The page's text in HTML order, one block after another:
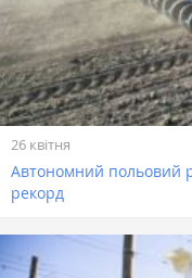
26 квітня
Автономний польовий
рекорд